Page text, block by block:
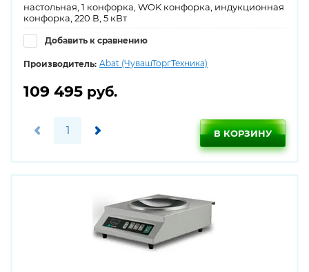
настольная, 1 конфорка, WOK конфорка, индукционная
конфорка, 220 В, 5 кВт
Добавить к сравнению
Производитель: Abat (ЧувашТоргТехника)
109 495 руб.
В КОРЗИНУ